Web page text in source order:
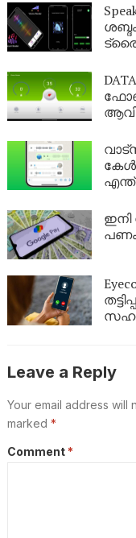
Leave a Reply
Your email address will
marked *
Comment *